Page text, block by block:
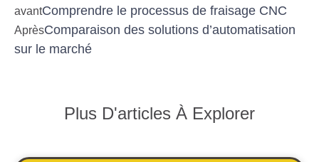
avantComprendre le processus de fraisage CNC
AprèsComparaison des solutions d’automatisation
sur le marché
Plus D'articles À Explorer